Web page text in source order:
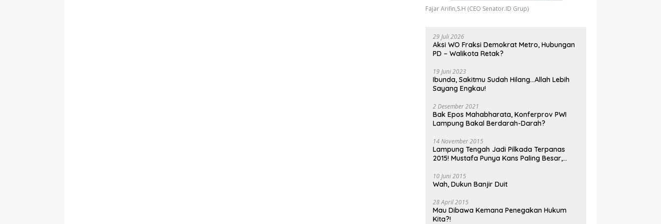
Fajar Arifin,S.H (CEO Senator.ID Grup)
29 Juli 2026
Aksi WO Fraksi Demokrat Metro, Hubungan
PD – Walikota Retak?
19 Juni 2023
Ibunda, Sakitmu Sudah Hilang…Allah Lebih
Sayang Engkau!
2 Desember 2021
Bak Epos Mahabharata, Konferprov PWI
Lampung Bakal Berdarah-Darah?
14 November 2015
Lampung Tengah Jadi Pilkada Terpanas
2015! Mustafa Punya Kans Paling Besar,
10 Juni 2015
Wah, Dukun Banjir Duit
28 April 2015
Mau Dibawa Kemana Penegakan Hukum
Kita?!